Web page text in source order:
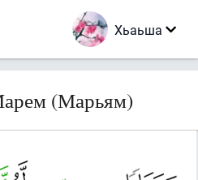
Хьаьша
(Марьям)